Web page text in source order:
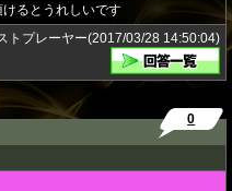
るとうれしいです
トプレーヤー(2017/03/28 14:50:04)
0